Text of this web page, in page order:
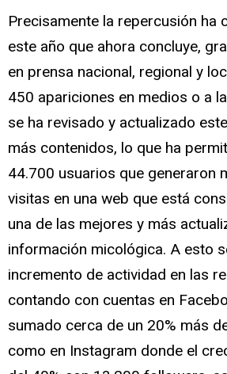
Precisamente la repercusión ha
este año que ahora concluye,
en prensa nacional, regional y
450 apariciones en medios o a
se ha revisado y actualizado
más contenidos, lo que ha
44.700 usuarios que generaron
visitas en una web que está
una de las mejores y más
información micológica. A esto
incremento de actividad en las
contando con cuentas en
sumado cerca de un 20% más
como en Instagram donde el